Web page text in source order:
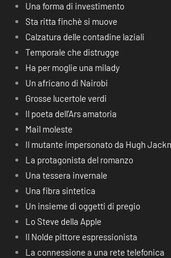
Una forma di investimento
Sta ritta finchè si muove
Calzatura delle contadine laziali
Temporale che distrugge
Ha per moglie una milady
Un africano di Nairobi
Grosse lucertole verdi
Il poeta dell’Ars amatoria
Mail moleste
Il mutante impersonato da Hugh
La protagonista del romanzo
Una tessera invernale
Una fibra sintetica
Un insieme di oggetti di pregio
Lo Steve della Apple
Il Nolde pittore espressionista
La connessione a una rete telefonica